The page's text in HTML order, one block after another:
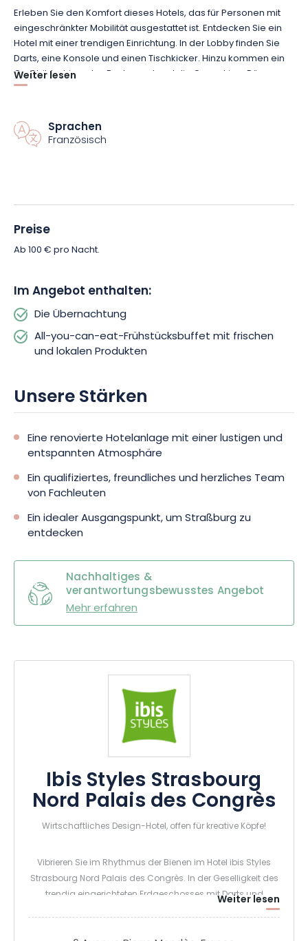
Erleben Sie den Komfort dieses Hotels, das für Personen mit
eingeschränkter Mobilität ausgestattet ist. Entdecken Sie ein
Hotel miteinertrendigen Einrichtung. In der Lobby finden Sie
Darts, eine Konsole und einen Tischkicker. Hinzu kommen ein
Großbildschirm, das Restaurant und die Coworking-Räume.
Erholen Sie sich in den schönen Cocooning-Zimmern im
Inklusive, wenn Sie aufwachen, gibt es ein All-you-can-eat-
In der Umgebung können Sie eine Vielzahl von Aktivitäten
unternehmen, wie z. B. einen Spaziergang oder eine
Fahrradtour entlang des Kanals.
Weiter lesen
Sprachen
Französisch
Preise
Ab 100 € pro Nacht.
Im Angebot enthalten:
Die Übernachtung
All-you-can-eat-Frühstücksbuffet mit frischen
und lokalen Produkten
Unsere Stärken
Eine renovierte Hotelanlage mit einer lustigen und
entspannten Atmosphäre
Ein qualifiziertes, freundliches und herzliches Team
von Fachleuten
Ein idealer Ausgangspunkt, um Straßburg zu
entdecken
Nachhaltiges &
verantwortungsbewusstes Angebot
Mehr erfahren
Ibis Styles Strasbourg
Nord Palais des Congrès
Wirtschaftliches Design-Hotel, offen für kreative Köpfe!
Vibrieren Sie im Rhythmus der Bienen im Hotel ibis Styles
Strasbourg Nord Palais des Congrès. In der Geselligkeit des
trendig eingerichteten Erdgeschosses mit Darts und
Tischfußball, Spielübertragungen auf Großbildschirmen,
Weiter lesen